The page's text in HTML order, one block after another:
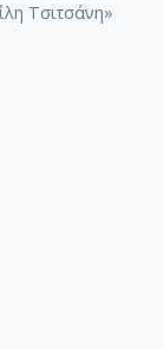
Τσιτσάνη»